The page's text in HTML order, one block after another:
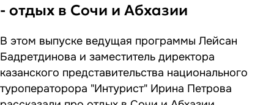
- отдых в Сочи и Абхазии
В этом выпуске ведущая программы Лейсан
Бадретдинова и заместитель директора
казанского представительства национального
туроператорора "Интурист" Ирина Петрова